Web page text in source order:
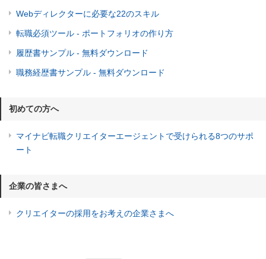
Webディレクターに必要な22のスキル
転職必須ツール - ポートフォリオの作り方
履歴書サンプル - 無料ダウンロード
職務経歴書サンプル - 無料ダウンロード
初めての方へ
マイナビ転職クリエイターエージェントで受けられる8つのサポ
ート
企業の皆さまへ
クリエイターの採用をお考えの企業さまへ